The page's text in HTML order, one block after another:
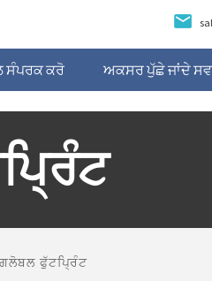
ਸੰਪਰਕ ਕਰੋ ਅਕਸਰ ਪੁੱਛੇ ਜਾਂਦੇ
ਗਲੋਬਲ ਫੁੱਟਪ੍ਰਿੰਟ